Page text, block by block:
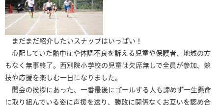
まだまだ紹介したいスナップはいっぱい！
心配していた熱中症や体調不良を訴える児童や保護者、地域の方
もなく無事終了。西別院小学校の児童は欠席無しで全員が参加、競
技や応援を楽しむ一日になりました。
開会の挨拶にあった、一番最後にゴールする人も諦めず一生懸命
に取り組んでいる姿に声援を送り、勝敗に関係なくお互いを認め合